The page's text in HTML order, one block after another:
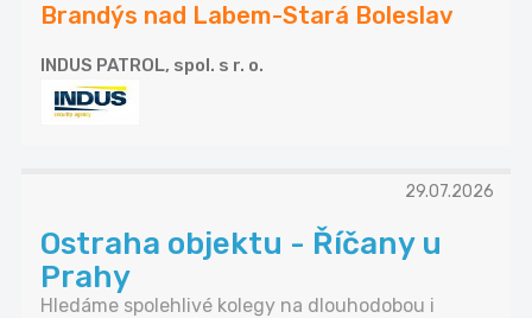
Brandýs nad Labem-Stará Boleslav
INDUS PATROL, spol. s r. o.
29.07.2026
Ostraha objektu - Říčany u
Prahy
Hledáme spolehlivé kolegy na dlouhodobou i